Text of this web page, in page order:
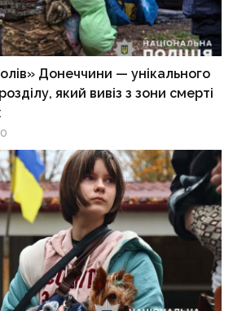
Донеччини — унікального
який вивіз з зони смерті